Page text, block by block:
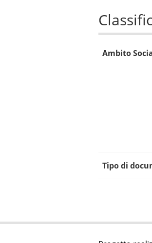
Ambito
Tipo di